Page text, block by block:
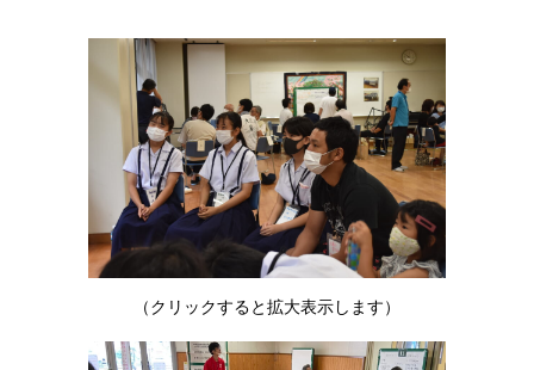
（クリックすると拡大表示します）